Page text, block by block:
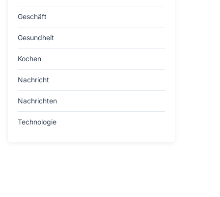
Geschäft
Gesundheit
Kochen
Nachricht
Nachrichten
Technologie